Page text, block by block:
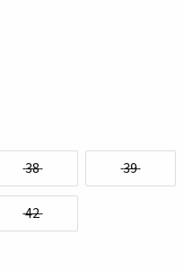
38 39
42